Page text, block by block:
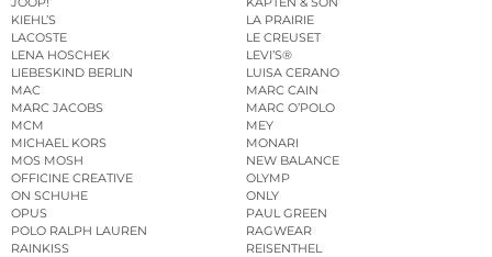
KIEHL’S
LA PRAIRIE
LACOSTE
LE CREUSET
LENA HOSCHEK
LEVI’S®
LIEBESKIND BERLIN
LUISA CERANO
MAC
MARC CAIN
MARC JACOBS
MARC O’POLO
MCM
MEY
MICHAEL KORS
MONARI
MOS MOSH
NEW BALANCE
OFFICINE CREATIVE
OLYMP
ON SCHUHE
ONLY
OPUS
PAUL GREEN
POLO RALPH LAUREN
RAGWEAR
RAINKISS
REISENTHEL